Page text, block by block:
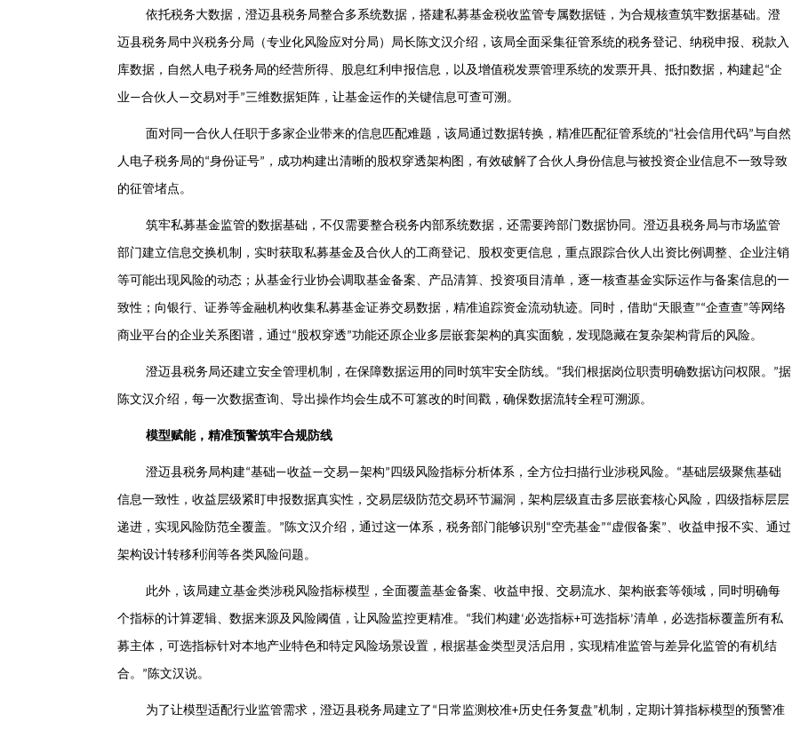
依托税务大数据，澄迈县税务局整合多系统数据，搭建私募基金税收监管专属数据链，为合规核查筑牢数据基础。澄
迈县税务局中兴税务分局（专业化风险应对分局）局长陈文汉介绍，该局全面采集征管系统的税务登记、纳税申报、税款入
库数据，自然人电子税务局的经营所得、股息红利申报信息，以及增值税发票管理系统的发票开具、抵扣数据，构建起“企
业—合伙人 —交易对手”三维数据矩阵，让基金运作的关键信息可查可溯。
面对同一合伙人任职于多家企业带来的信息匹配难题，该局通过数据转换，精准匹配征管系统的“社会信用代码”与自然
人电子税务局的“身份证号” ，成功构建出清晰的股权穿透架构图，有效破解了合伙人身份信息与被投资企业信息不一致导致
的征管堵点。
筑牢私募基金监管的数据基础，不仅需要整合税务内部系统数据，还需要跨部门数据协同。澄迈县税务局与市场监管
部门建立信息交换机制，实时获取私募基金及合伙人的工商登记、股权变更信息，重点跟踪合伙人出资比例调整、企业注销
等可能出现风险的动态；从基金行业协会调取基金备案、产品清算、投资项目清单，逐一核查基金实际运作与备案信息的一
致性；向银行、证券等金融机构收集私募基金证券交易数据，精准追踪资金流动轨迹。同时，借助“天眼查”“企查查”等网络
商业平台的企业关系图谱，通过“股权穿透”功能还原企业多层嵌套架构的真实面貌，发现隐藏在复杂架构背后的风险。
澄迈县税务局还建立安全管理机制，在保障数据运用的同时筑牢安全防线。 “我们根据岗位职责明确数据访问权限。 ”据
陈文汉介绍，每一次数据查询、导出操作均会生成不可篡改的时间戳，确保数据流转全程可溯源。
模型赋能，精准预警筑牢合规防线
澄迈县税务局构建“基础—收益—交易—架构” 四级风险指标分析体系，全方位扫描行业涉税风险。 “基础层级聚焦基础
信息一致性，收益层级紧盯申报数据真实性，交易层级防范交易环节漏洞，架构层级直击多层嵌套核心风险，四级指标层层
递进，实现风险防范全覆盖。 ” 陈文汉介绍，通过这一体系，税务部门能够识别 “空壳基金”“虚假备案”、收益申报不实、通过
架构设计转移利润等各类风险问题。
此外，该局建立基金类涉税风险指标模型，全面覆盖基金备案、收益申报、交易流水、架构嵌套等领域，同时明确每
个指标的计算逻辑、数据来源及风险阈值，让风险监控更精准。 “我们构建‘必选指标+可选指标’清单，必选指标覆盖所有私
募主体，可选指标针对本地产业特色和特定风险场景设置，根据基金类型灵活启用，实现精准监管与差异化监管的有机结
合。 ” 陈文汉说。
为了让模型适配行业监管需求，澄迈县税务局建立了 “ 日常监测校准+历史任务复盘”机制，定期计算指标模型的预警准